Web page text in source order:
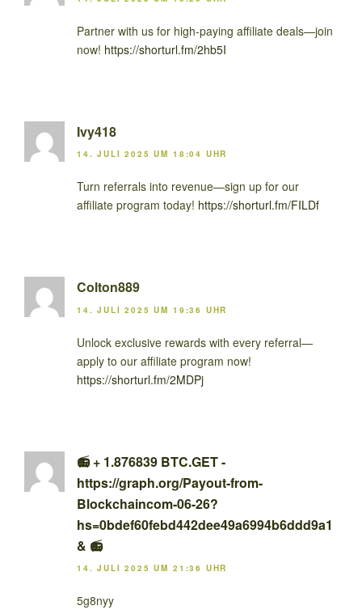
Partner with us for high-paying affiliate deals—join
now! https://shorturl.fm/2hb5I
Ivy418
14. JULI 2025 UM 18:04 UHR
Turn referrals into revenue—sign up for our
affiliate program today! https://shorturl.fm/FILDf
Colton889
14. JULI 2025 UM 19:36 UHR
Unlock exclusive rewards with every referral—
apply to our affiliate program now!
https://shorturl.fm/2MDPj
📻 + 1.876839 BTC.GET -
https://graph.org/Payout-from-
Blockchaincom-06-26?
hs=0bdef60febd442dee49a6994b6ddd9a1
& 📻
14. JULI 2025 UM 21:36 UHR
5g8nyy